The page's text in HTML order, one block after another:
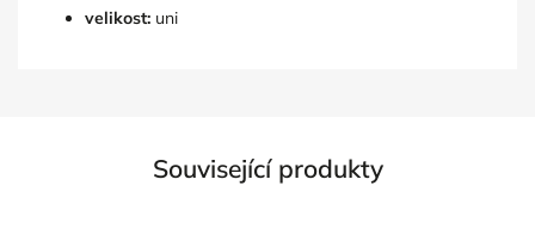
velikost: uni
Související produkty